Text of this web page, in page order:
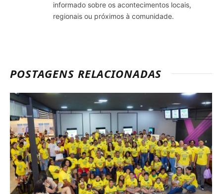
informado sobre os acontecimentos locais,
regionais ou próximos à comunidade.
POSTAGENS RELACIONADAS